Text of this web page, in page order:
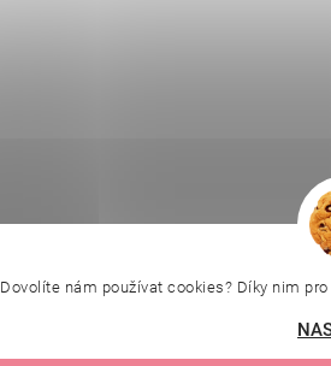
Dovolíte nám používat cookies? Díky nim